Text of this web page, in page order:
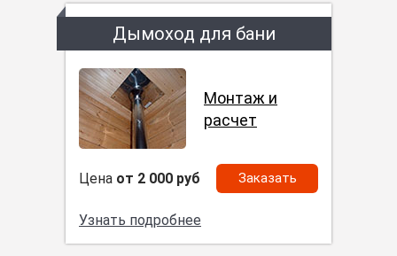
Дымоход для бани
Монтаж и
расчет
Цена от 2 000 руб Заказать
Узнать подробнее